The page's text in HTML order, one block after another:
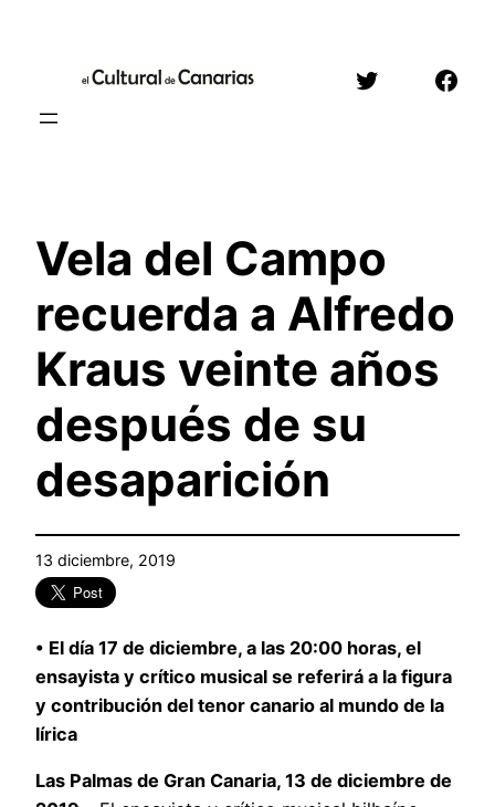
contenido
Twitter
Vela del Campo
recuerda a Alfredo
Kraus veinte años
después de su
desaparición
13 diciembre, 2019
• El día 17 de diciembre, a las 20:00 horas, el
ensayista y crítico musical se referirá a la figura
y contribución del tenor canario al mundo de la
lírica
Las Palmas de Gran Canaria, 13 de diciembre de